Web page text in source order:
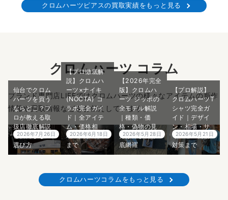
クロムハーツピアスの買取実績をもっと見る
クロムハーツ コラム
ブランド専門店LIFEではクロムハーツの様々なアイテムの新作
情報や買取情報などをお伝えしています。
仙台でクロム
ハーツを買う
ならどこ？プ
ロが教える取
扱店徹底解説
と後悔しない
選び方
2026年7月26日
【プロ徹底解
説】クロムハ
ーツ×ナイキ
(NOCTA) コ
ラボ完全ガイ
ド｜全アイテ
ム・価格相
場・入手方法
まで
2026年6月18日
【2026年完全
版】クロムハ
ーツ ジッポの
全モデル解説
｜種類・価
格・偽物の見
分け方まで徹
底網羅
2026年5月28日
【プロ解説】
クロムハーツT
シャツ完全ガ
イド｜デザイ
ン・相場・サ
イズ感・偽物
対策まで
2026年5月21日
クロムハーツコラムをもっと見る